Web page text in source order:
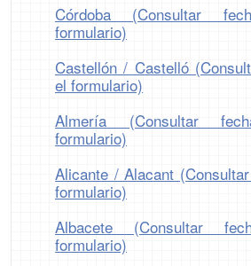
Córdoba (Consultar
formulario)
Castellón / Castelló
el formulario)
Almería (Consultar
formulario)
Alicante / Alacant
formulario)
Albacete (Consultar
formulario)